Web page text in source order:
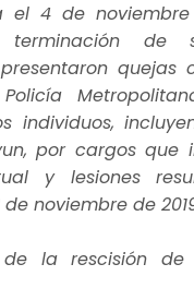
el 4 de noviembre
de
quejas
individuos,
por cargos que
y lesiones
noviembre de
de la rescisión de